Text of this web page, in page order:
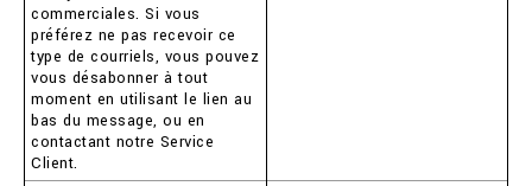
commerciales. Si vous
préférez ne pas recevoir ce
type de courriels, vous pouvez
vous désabonner à tout
moment en utilisant le lien au
bas du message, ou en
contactant notre Service
Client.